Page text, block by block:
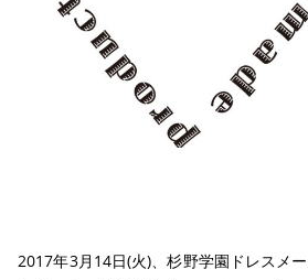
2017年3月14日(火)、杉野学園ドレスメ